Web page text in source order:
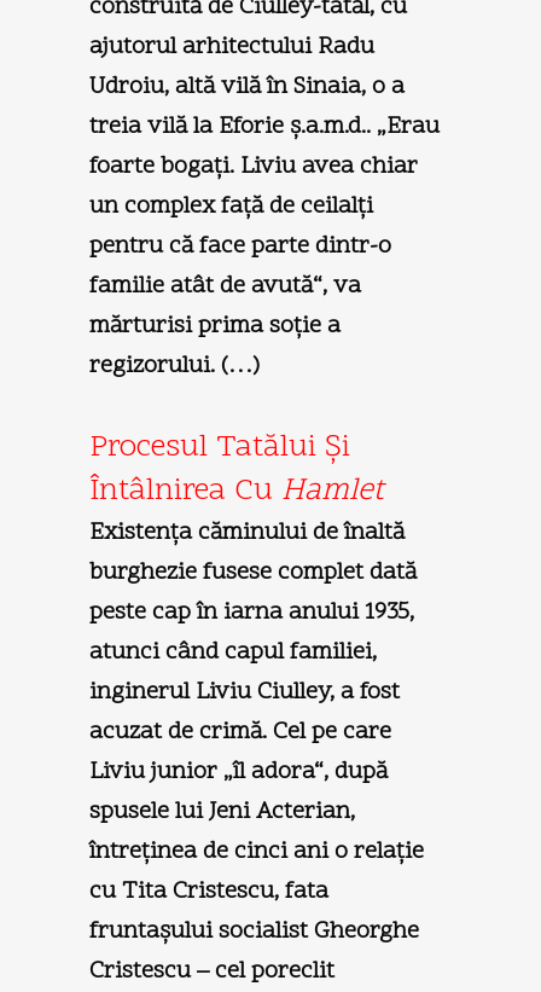
ajutorul arhitectului Radu
Udroiu, altă vilă în Sinaia, o a
treia vilă la Eforie ş.a.m.d.. „Erau
foarte bogaţi. Liviu avea chiar
un complex faţă de ceilalţi
pentru că face parte dintr-o
familie atât de avută“, va
mărturisi prima soţie a
regizorului. (…)
Procesul Tatălui Şi
Întâlnirea Cu Hamlet
Existenţa căminului de înaltă
burghezie fusese complet dată
peste cap în iarna anului 1935,
atunci când capul familiei,
inginerul Liviu Ciulley, a fost
acuzat de crimă. Cel pe care
Liviu junior „îl adora“, după
spusele lui Jeni Acterian,
întreţinea de cinci ani o relaţie
cu Tita Cristescu, fata
fruntaşului socialist Gheorghe
Cristescu – cel poreclit